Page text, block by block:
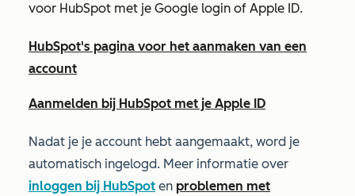
voor HubSpot met je Google login of Apple ID.
HubSpot's pagina voor het aanmaken van een
account
Aanmelden bij HubSpot met je Apple ID
Nadat je je account hebt aangemaakt, word je
automatisch ingelogd. Meer informatie over
inloggen bij HubSpot en problemen met